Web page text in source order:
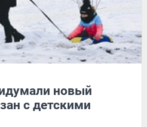
новый
с детскими